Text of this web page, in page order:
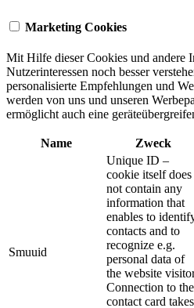
Marketing Cookies
Mit Hilfe dieser Cookies und andere
Nutzerinteressen noch besser
personalisierte Empfehlungen und
werden von uns und unseren
ermöglicht auch eine
Name Zweck
Smuuid
Unique ID –
cookie itself does
not contain any
information that
enables to
contacts and to
recognize e.g.
personal data of
the website
Connection to the
contact card takes